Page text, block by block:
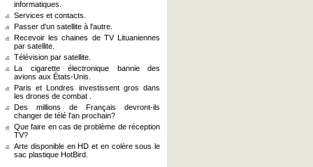
informatiques.
Services et contacts.
Passer d'un satellite à l'autre.
Recevoir les chaines de TV Lituaniennes
par satellite.
Télévision par satellite.
La cigarette électronique bannie des
avions aux États-Unis.
Paris et Londres investissent gros dans
les drones de combat .
Des millions de Français devront-ils
changer de télé l'an prochain?
Que faire en cas de problème de réception
TV?
Arte disponible en HD et en colère sous le
sac plastique HotBird.